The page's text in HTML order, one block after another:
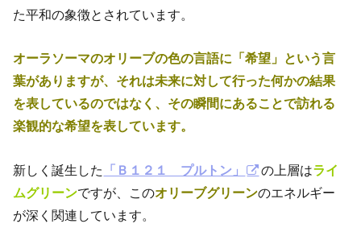
た平和の象徴とされています。
オーラソーマのオリーブの色の言語に 「希望」という言
葉がありますが、 それは未来に対して行った何かの結果
を表しているのではなく、その瞬間にあることで訪れる
楽観的な希望を表しています。
新しく誕生した 「Ｂ１２１ プルトン」 の上層はライ
ムグリーンですが、このオリーブグリーンのエネルギー
が深く関連しています。